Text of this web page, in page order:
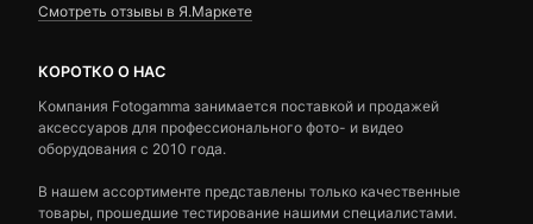
Смотреть отзывы в Я.Маркете
КОРОТКО О НАС
Компания Fotogamma занимается поставкой и продажей
аксессуаров для профессионального фото- и видео
оборудования с 2010 года.
В нашем ассортименте представлены только качественные
товары, прошедшие тестирование нашими специалистами.